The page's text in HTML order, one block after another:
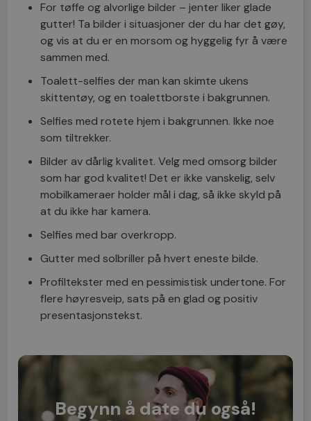
For tøffe og alvorlige bilder – jenter liker glade
gutter! Ta bilder i situasjoner der du har det gøy,
og vis at du er en morsom og hyggelig fyr å være
sammen med.
Toalett-selfies der man kan skimte ukens
skittentøy, og en toalettborste i bakgrunnen.
Selfies med rotete hjem i bakgrunnen. Ikke noe
som tiltrekker.
Bilder av dårlig kvalitet. Velg med omsorg bilder
som har god kvalitet! Det er ikke vanskelig, selv
mobilkameraer holder mål i dag, så ikke skyld på
at du ikke har kamera.
Selfies med bar overkropp.
Gutter med solbriller på hvert eneste bilde.
Profiltekster med en pessimistisk undertone. For
flere høyresveip, sats på en glad og positiv
presentasjonstekst.
Begynn å date du også!